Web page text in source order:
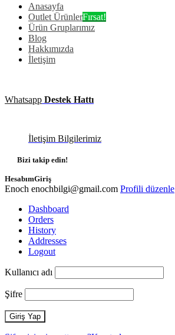
Anasayfa
Outlet ÜrünlerFırsat!
Ürün Gruplarımız
Blog
Hakkımızda
İletişim
Whatsapp Destek Hattı
İletişim Bilgilerimiz
Bizi takip edin!
HesabımGiriş
Enoch enochbilgi@gmail.com Profili düzenle
Dashboard
Orders
History
Addresses
Logout
Kullanıcı adı
Şifre